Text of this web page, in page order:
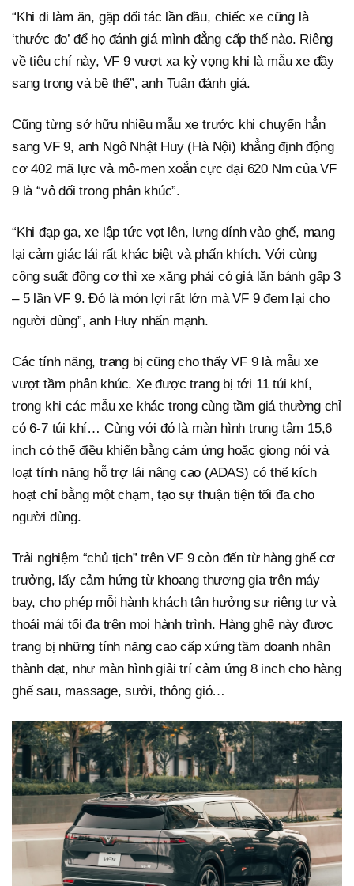
“Khi đi làm ăn, gặp đối tác lần đầu, chiếc xe cũng là
‘thước đo’ để họ đánh giá mình đẳng cấp thế nào. Riêng
về tiêu chí này, VF 9 vượt xa kỳ vọng khi là mẫu xe đầy
sang trọng và bề thế”, anh Tuấn đánh giá.
Cũng từng sở hữu nhiều mẫu xe trước khi chuyển hẳn
sang VF 9, anh Ngô Nhật Huy (Hà Nội) khẳng định động
cơ 402 mã lực và mô-men xoắn cực đại 620 Nm của VF
9 là “vô đối trong phân khúc”.
“Khi đạp ga, xe lập tức vọt lên, lưng dính vào ghế, mang
lại cảm giác lái rất khác biệt và phấn khích. Với cùng
công suất động cơ thì xe xăng phải có giá lăn bánh gấp 3
– 5 lần VF 9. Đó là món lợi rất lớn mà VF 9 đem lại cho
người dùng”, anh Huy nhấn mạnh.
Các tính năng, trang bị cũng cho thấy VF 9 là mẫu xe
vượt tầm phân khúc. Xe được trang bị tới 11 túi khí,
trong khi các mẫu xe khác trong cùng tầm giá thường chỉ
có 6-7 túi khí… Cùng với đó là màn hình trung tâm 15,6
inch có thể điều khiển bằng cảm ứng hoặc giọng nói và
loạt tính năng hỗ trợ lái nâng cao (ADAS) có thể kích
hoạt chỉ bằng một chạm, tạo sự thuận tiện tối đa cho
người dùng.
Trải nghiệm “chủ tịch” trên VF 9 còn đến từ hàng ghế cơ
trưởng, lấy cảm hứng từ khoang thương gia trên máy
bay, cho phép mỗi hành khách tận hưởng sự riêng tư và
thoải mái tối đa trên mọi hành trình. Hàng ghế này được
trang bị những tính năng cao cấp xứng tầm doanh nhân
thành đạt, như màn hình giải trí cảm ứng 8 inch cho hàng
ghế sau, massage, sưởi, thông gió…